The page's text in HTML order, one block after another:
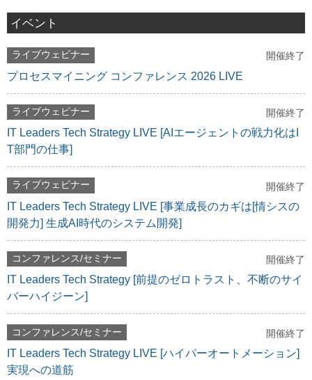
イベント
ライブウェビナー 開催終了
プロセスマイニング コンファレンス 2026 LIVE
ライブウェビナー 開催終了
IT Leaders Tech Strategy LIVE [AIエージェントの戦力化はI
T部門の仕事]
ライブウェビナー 開催終了
IT Leaders Tech Strategy LIVE [事業成長のカギは[情シスの
開発力] 生成AI時代のシステム開発]
コンファレンス/セミナー 開催終了
IT Leaders Tech Strategy [前提のゼロトラスト、不断のサイ
バーハイジーン]
コンファレンス/セミナー 開催終了
IT Leaders Tech Strategy LIVE [ハイパーオートメーション]
実現への道筋